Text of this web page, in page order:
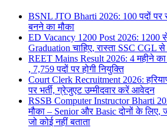
BSNL JTO Bharti 2026: 100 पदों पर
बनने का मौका
ED Vacancy 1200 Post 2026: 1200 से
Graduation चाहिए, रास्ता SSC CGL से
REET Mains Result 2026: 4 महीने का
, 7,759 पदों पर होगी नियुक्ति
Court Clerk Recruitment 2026:
पर भर्ती, ग्रेजुएट उम्मीदवार करें आवेदन
RSSB Computer Instructor Bharti
मौका – Senior और Basic दोनों के लिए,
जो कोई नहीं बताता